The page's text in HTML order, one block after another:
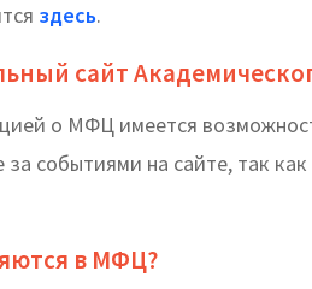
здесь.
сайт
о МФЦ имеется
событиями на сайте, так
в МФЦ?